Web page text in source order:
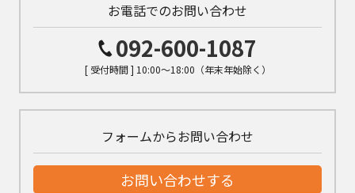
お電話でのお問い合わせ
092-600-1087
[ 受付時間 ] 10:00～18:00（年末年始除く）
フォームからお問い合わせ
お問い合わせする